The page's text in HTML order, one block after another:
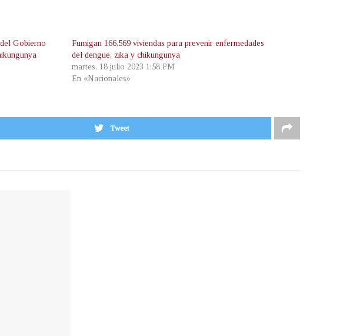
Gobierno
Fumigan 166,569 viviendas para prevenir enfermedades
del dengue, zika y chikungunya
martes, 18 julio 2023 1:58 PM
En «Nacionales»
Tweet